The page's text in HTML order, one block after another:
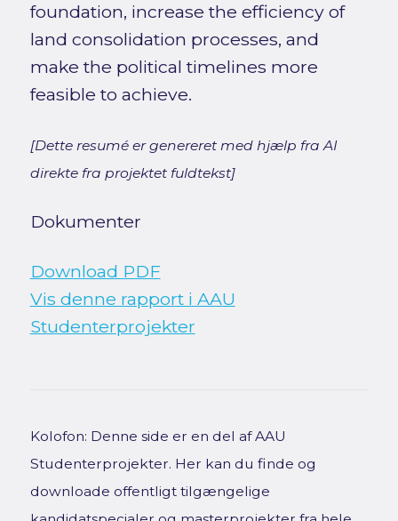
foundation, increase the efficiency of
land consolidation processes, and
make the political timelines more
feasible to achieve.
[Dette resumé er genereret med hjælp fra AI
direkte fra projektet fuldtekst]
Dokumenter
Download PDF
Vis denne rapport i AAU
Studenterprojekter
Kolofon: Denne side er en del af AAU
Studenterprojekter. Her kan du finde og
downloade offentligt tilgængelige